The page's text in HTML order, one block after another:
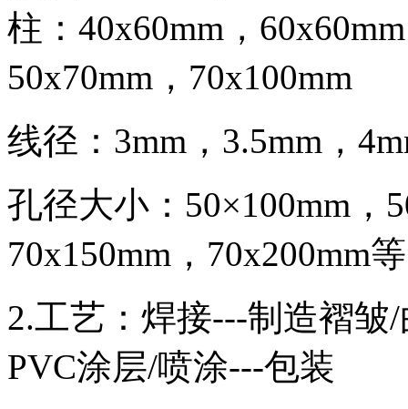
柱：40x60mm，
50x70mm，70x100mm
线径：3mm，3.5mm，
孔径大小：50×100mm，
70x150mm，70x200mm等
2.工艺：焊接---制造褶
PVC涂层/喷涂---包装